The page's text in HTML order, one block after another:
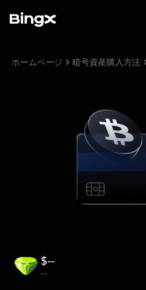
ホームページ 暗号資産購入方法
$--
--